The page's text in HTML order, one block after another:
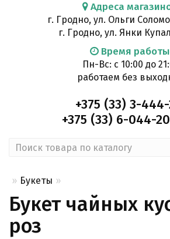
Адреса
г. Гродно, ул. Ольги
г. Гродно, ул. Янки
Время
Пн-Вс: с 10:00 до
работаем без
+375 (33) 3-
+375 (33) 6-044-
Букеты
Букет чайных
роз